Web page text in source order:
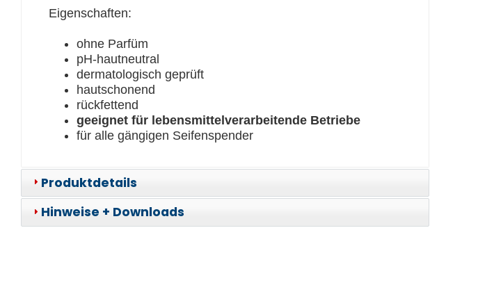
Eigenschaften:
ohne Parfüm
pH-hautneutral
dermatologisch geprüft
hautschonend
rückfettend
geeignet für lebensmittelverarbeitende Betriebe
für alle gängigen Seifenspender
Produktdetails
Hinweise + Downloads